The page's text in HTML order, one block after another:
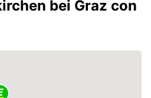
bei Graz con